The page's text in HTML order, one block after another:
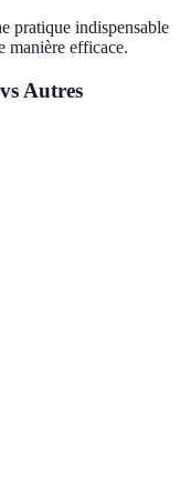
pratique indispensable
manière efficace.
Autres